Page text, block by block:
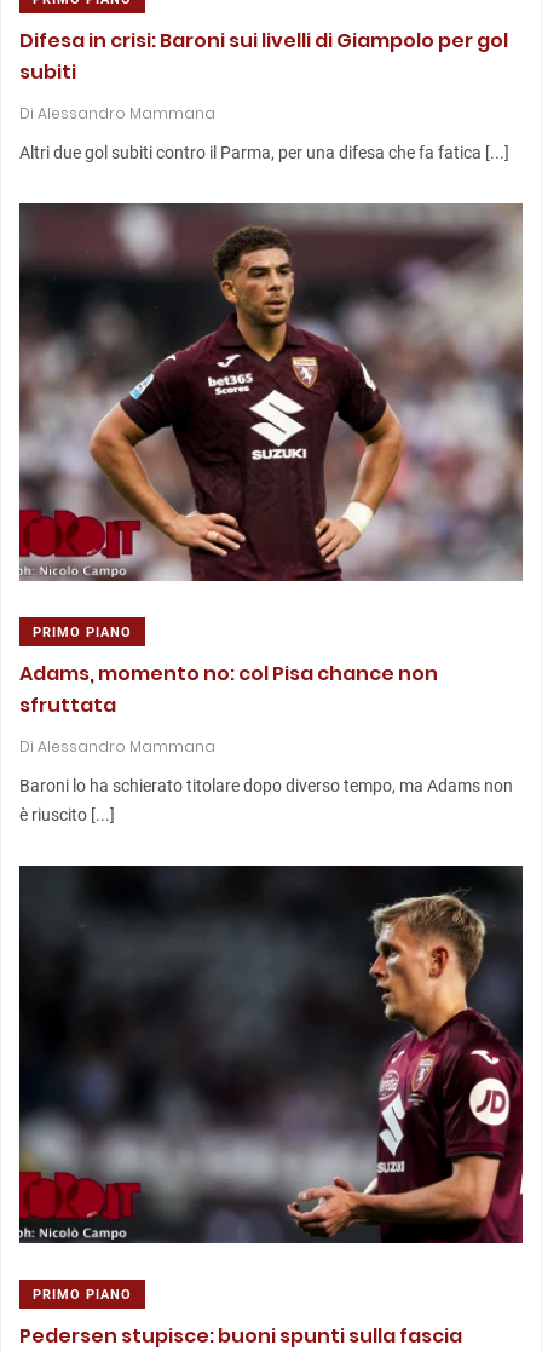
Difesa in crisi: Baroni sui livelli di Giampolo per gol
subiti
Di Alessandro Mammana
Altri due gol subiti contro il Parma, per una difesa che fa fatica [...]
PRIMO PIANO
Adams, momento no: col Pisa chance non
sfruttata
Di Alessandro Mammana
Baroni lo ha schierato titolare dopo diverso tempo, ma Adams non
è riuscito [...]
PRIMO PIANO
Pedersen stupisce: buoni spunti sulla fascia